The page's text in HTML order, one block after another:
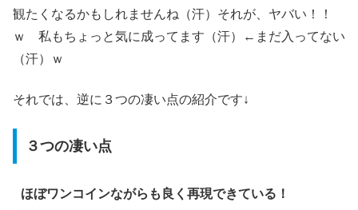
観たくなるかもしれませんね（汗）それが、ヤバい！！
ｗ 私もちょっと気に成ってます（汗）←まだ入ってない
（汗）ｗ
それでは、逆に３つの凄い点の紹介です↓
３つの凄い点
ほぼワンコインながらも良く再現できている！